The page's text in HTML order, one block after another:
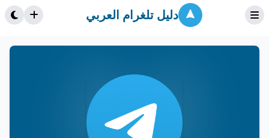
دليل تلغرام العربي